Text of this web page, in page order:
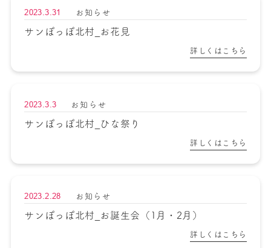
2023.3.31 お知らせ
サンぽっぽ北村_お花見
詳しくはこちら
2023.3.3 お知らせ
サンぽっぽ北村_ひな祭り
詳しくはこちら
2023.2.28 お知らせ
サンぽっぽ北村_お誕生会（1月・2月）
詳しくはこちら